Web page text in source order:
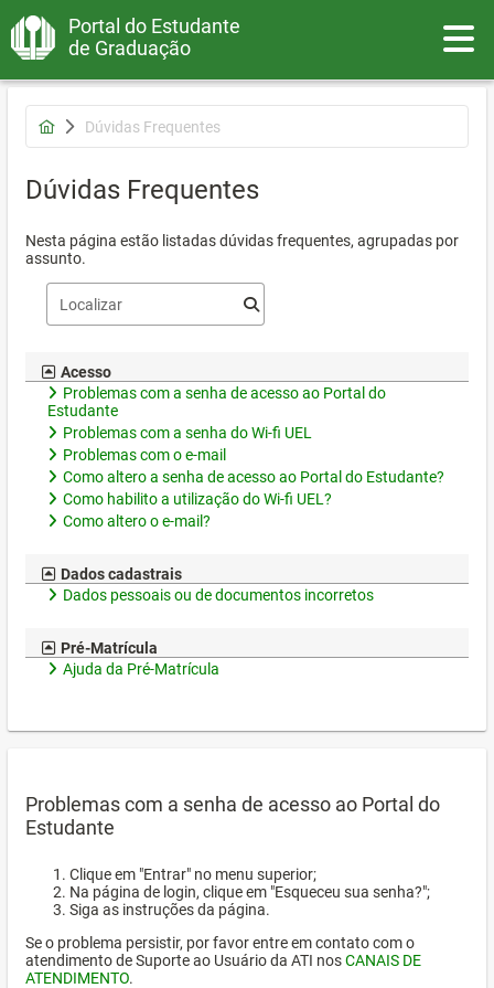
Portal do Estudante
de Graduação
Dúvidas Frequentes
Dúvidas Frequentes
Nesta página estão listadas dúvidas frequentes, agrupadas por
assunto.
Acesso
Problemas com a senha de acesso ao Portal do
Estudante
Problemas com a senha do Wi-fi UEL
Problemas com o e-mail
Como altero a senha de acesso ao Portal do Estudante?
Como habilito a utilização do Wi-fi UEL?
Como altero o e-mail?
Dados cadastrais
Dados pessoais ou de documentos incorretos
Pré-Matrícula
Ajuda da Pré-Matrícula
Problemas com a senha de acesso ao Portal do
Estudante
Clique em "Entrar" no menu superior;
Na página de login, clique em "Esqueceu sua senha?";
Siga as instruções da página.
Se o problema persistir, por favor entre em contato com o
atendimento de Suporte ao Usuário da ATI nosCANAIS DE
ATENDIMENTO.